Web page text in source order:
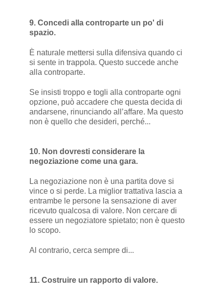
9. Concedi alla controparte un po' di
spazio.
È naturale mettersi sulla difensiva quando ci
si sente in trappola. Questo succede anche
alla controparte.
Se insisti troppo e togli alla controparte ogni
opzione, può accadere che questa decida di
andarsene, rinunciando all’affare. Ma questo
non è quello che desideri, perché...
10. Non dovresti considerare la
negoziazione come una gara.
La negoziazione non è una partita dove si
vince o si perde. La miglior trattativa lascia a
entrambe le persone la sensazione di aver
ricevuto qualcosa di valore. Non cercare di
essere un negoziatore spietato; non è questo
lo scopo.
Al contrario, cerca sempre di...
11. Costruire un rapporto di valore.